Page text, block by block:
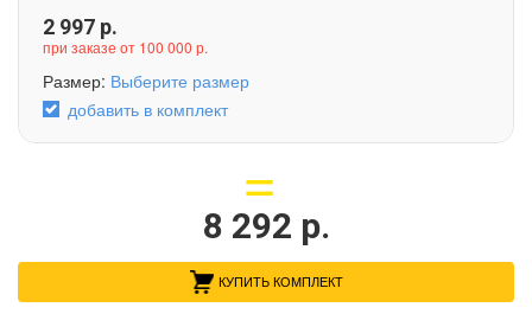
2 997 р.
при заказе от 100 000 р.
Размер: Выберите размер
добавить в комплект
8 292 р.
КУПИТЬ КОМПЛЕКТ